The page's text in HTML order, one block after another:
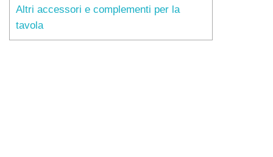
Altri accessori e complementi per la
tavola